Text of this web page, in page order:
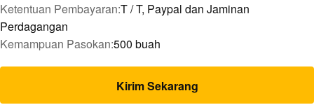
Ketentuan Pembayaran:T / T, Paypal dan Jaminan
Perdagangan
Kemampuan Pasokan:500 buah
Kirim Sekarang